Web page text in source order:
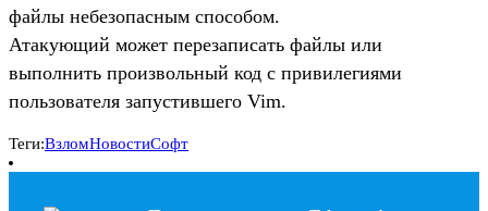
файлы небезопасным способом.
Атакующий может перезаписать файлы или
выполнить произвольный код с привилегиями
пользователя запустившего Vim.
Теги:ВзломНовостиСофт